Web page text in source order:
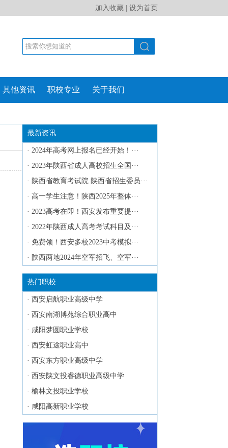
加入收藏| 设为首页
其他资讯 职校专业 关于我们
最新资讯
· 2024年高考网上报名已经开始！···
· 2023年陕西省成人高校招生全国···
· 陕西省教育考试院 陕西省招生委员···
· 高一学生注意！陕西2025年整体···
· 2023高考在即！西安发布重要提···
· 2022年陕西成人高考考试科目及···
· 免费领！西安多校2023中考模拟···
· 陕西两地2024年空军招飞、空军···
热门职校
· 西安启航职业高级中学
· 西安南湖博苑综合职业高中
· 咸阳梦圆职业学校
· 西安虹途职业高中
· 西安东方职业高级中学
· 西安陕文投睿德职业高级中学
· 榆林文投职业学校
· 咸阳高新职业学校